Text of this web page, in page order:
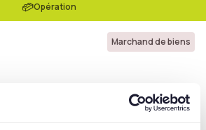
Opération
Marchand de biens
100%